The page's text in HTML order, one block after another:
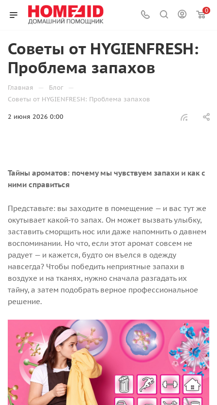
0
Советы от HYGIENFRESH:
Проблема запахов
Главная — Блог —
Советы от HYGIENFRESH: Проблема запахов
2 июня 2026 0:00
Тайны ароматов: почему мы чувствуем запахи и как с
ними справиться
Представьте: вы заходите в помещение — и вас тут же
окутывает какой‑то запах. Он может вызвать улыбку,
заставить сморщить нос или даже напомнить о давнем
воспоминании. Но что, если этот аромат совсем не
радует — и кажется, будто он въелся в одежду
навсегда? Чтобы победить неприятные запахи в
воздухе и на тканях, нужно сначала разгадать их
тайну, а затем подобрать верное профессиональное
решение.